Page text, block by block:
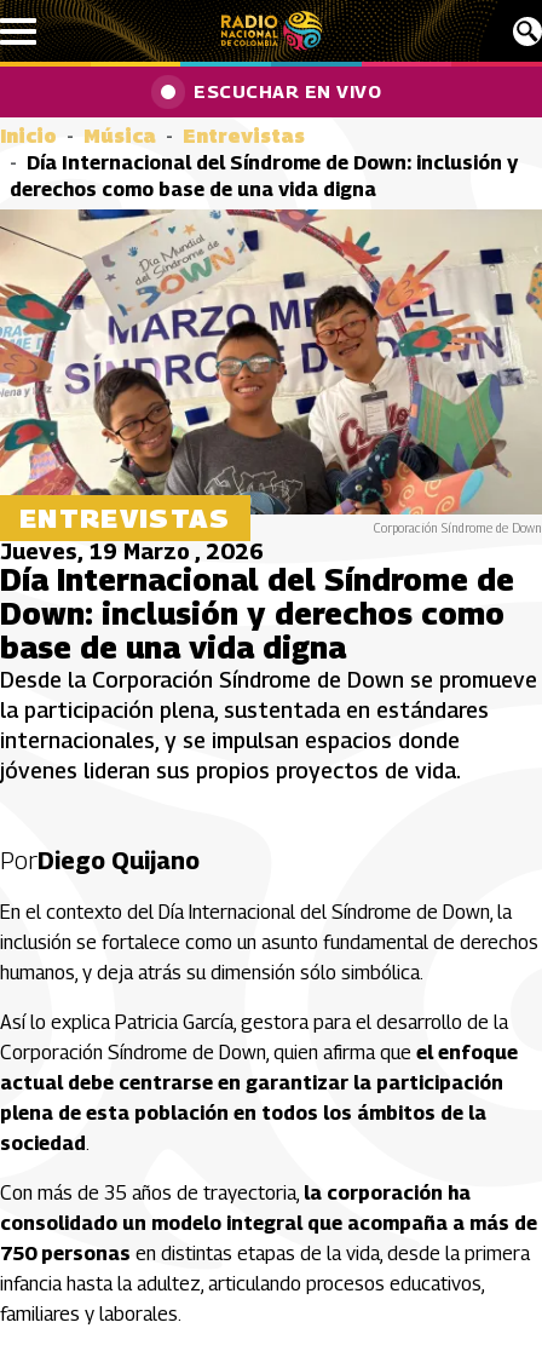
Pasar al contenido principal
ESCUCHAR EN VIVO
Inicio Música
Entrevistas
Día Internacional del Síndrome de Down: inclusión y
derechos como base de una vida digna
ENTREVISTAS Corporación Síndrome de Down
Jueves, 19 Marzo , 2026
Día Internacional del Síndrome de
Down: inclusión y derechos como
base de una vida digna
Desde la Corporación Síndrome de Down se promueve
la participación plena, sustentada en estándares
internacionales, y se impulsan espacios donde
jóvenes lideran sus propios proyectos de vida.
PorDiego Quijano
En el contexto del Día Internacional del Síndrome de Down, la
inclusión se fortalece como un asunto fundamental de derechos
humanos, y deja atrás su dimensión sólo simbólica.
Así lo explica Patricia García, gestora para el desarrollo de la
Corporación Síndrome de Down, quien afirma que el enfoque
actual debe centrarse en garantizar la participación
plena de esta población en todos los ámbitos de la
sociedad.
Con más de 35 años de trayectoria, la corporación ha
consolidado un modelo integral que acompaña a más de
750 personas en distintas etapas de la vida, desde la primera
infancia hasta la adultez, articulando procesos educativos,
familiares y laborales.